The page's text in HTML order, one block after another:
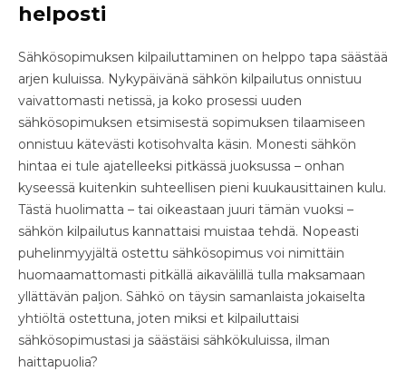
helposti
Sähkösopimuksen kilpailuttaminen on helppo tapa säästää
arjen kuluissa. Nykypäivänä sähkön kilpailutus onnistuu
vaivattomasti netissä, ja koko prosessi uuden
sähkösopimuksen etsimisestä sopimuksen tilaamiseen
onnistuu kätevästi kotisohvalta käsin. Monesti sähkön
hintaa ei tule ajatelleeksi pitkässä juoksussa – onhan
kyseessä kuitenkin suhteellisen pieni kuukausittainen kulu.
Tästä huolimatta – tai oikeastaan juuri tämän vuoksi –
sähkön kilpailutus kannattaisi muistaa tehdä. Nopeasti
puhelinmyyjältä ostettu sähkösopimus voi nimittäin
huomaamattomasti pitkällä aikavälillä tulla maksamaan
yllättävän paljon. Sähkö on täysin samanlaista jokaiselta
yhtiöltä ostettuna, joten miksi et kilpailuttaisi
sähkösopimustasi ja säästäisi sähkökuluissa, ilman
haittapuolia?